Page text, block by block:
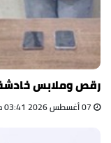
رقص وملابس